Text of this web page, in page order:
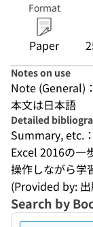
Format
Paper
Notes on use
Note (General)：
本文は日本語
Detailed
Summary, etc.：
Excel 2016の一
操作しながら学
(Provided by:
Search by